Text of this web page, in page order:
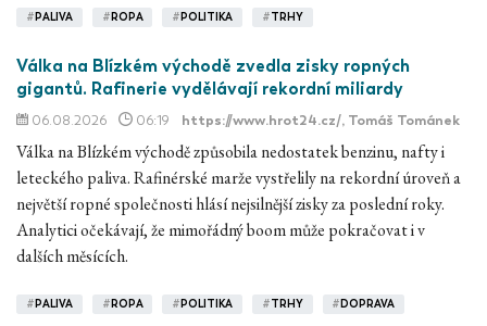
# PALIVA # ROPA # POLITIKA #TRHY
Válka na Blízkém východě zvedla zisky ropných
gigantů. Rafinerie vydělávají rekordní miliardy
06.08.2026 06:19 https://www.hrot24.cz/, Tomáš Tománek
Válka na Blízkém východě způsobila nedostatek benzinu, nafty i
leteckého paliva. Rafinérské marže vystřelily na rekordní úroveň a
největší ropné společnosti hlásí nejsilnější zisky za poslední roky.
Analytici očekávají, že mimořádný boom může pokračovat i v
dalších měsících.
# PALIVA # ROPA # POLITIKA #TRHY # DOPRAVA